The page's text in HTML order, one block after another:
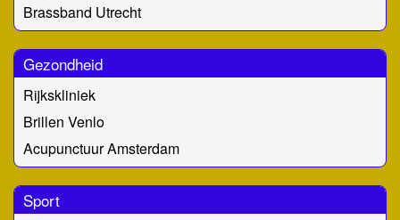
Brassband Utrecht
Gezondheid
Rijkskliniek
Brillen Venlo
Acupunctuur Amsterdam
Sport